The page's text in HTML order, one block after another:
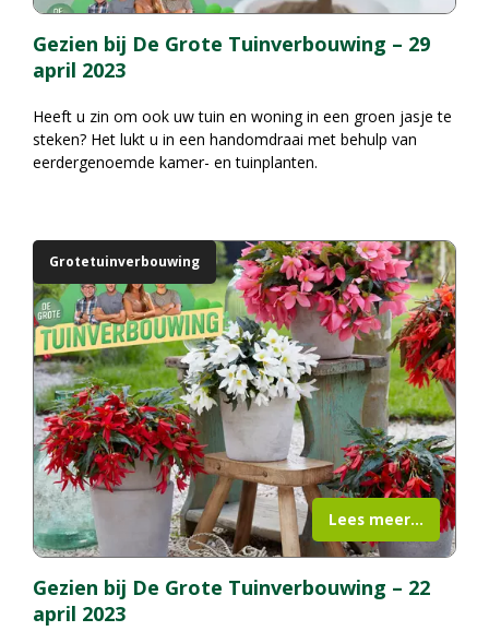
Gezien bij De Grote Tuinverbouwing – 29
april 2023
Heeft u zin om ook uw tuin en woning in een groen jasje te
steken? Het lukt u in een handomdraai met behulp van
eerdergenoemde kamer- en tuinplanten.
Gezien bij De Grote Tuinverbouwing – 22
april 2023
Grotetuinverbouwing
Lees meer...